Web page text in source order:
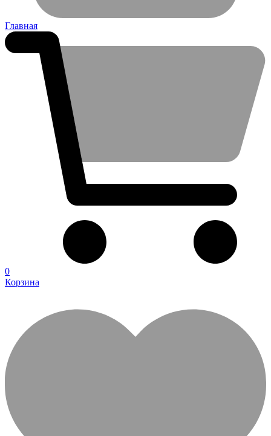
Главная
0
Корзина